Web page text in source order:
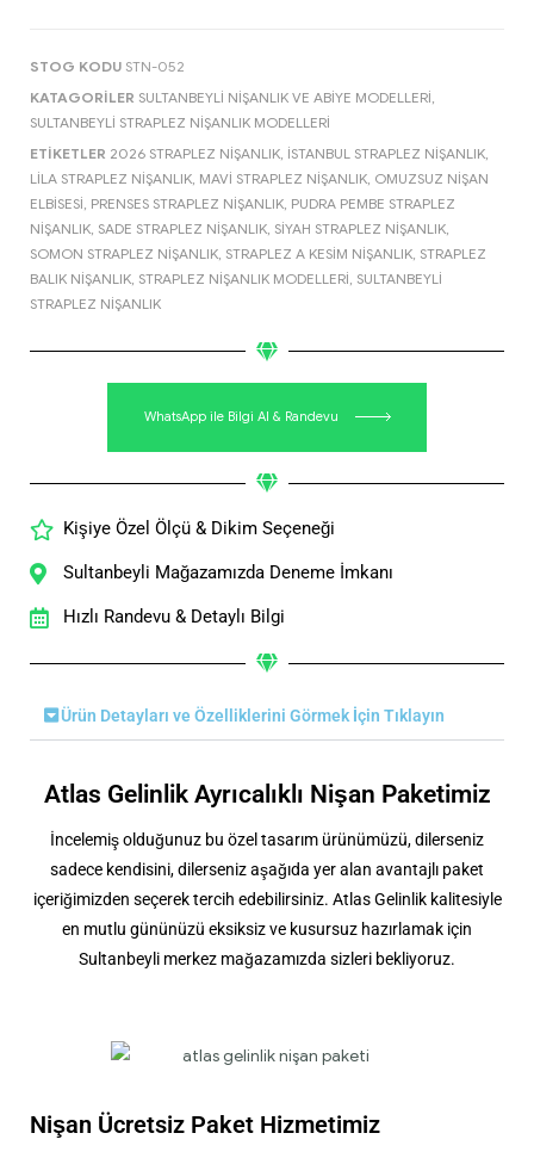
STOG KODU STN-052
KATAGORILER SULTANBEYLI NIŞANLIK VE ABIYE MODELLERI
SULTANBEYLI STRAPLEZ NIŞANLIK MODELLERI
ETIKETLER 2026 STRAPLEZ NIŞANLIK İSTANBUL STRAPLEZ NIŞANLIK
LILA STRAPLEZ NIŞANLIK MAVI STRAPLEZ NIŞANLIK OMUZSUZ NIŞAN
ELBISESI PRENSES STRAPLEZ NIŞANLIK PUDRA PEMBE STRAPLEZ
NIŞANLIK SADE STRAPLEZ NIŞANLIK SIYAH STRAPLEZ NIŞANLIK
SOMON STRAPLEZ NIŞANLIK STRAPLEZ A KESIM NIŞANLIK STRAPLEZ
BALIK NIŞANLIK STRAPLEZ NIŞANLIK MODELLERI SULTANBEYLI
STRAPLEZ NIŞANLIK
WhatsApp ile Bilgi Al & Randevu
Kişiye Özel Ölçü & Dikim Seçeneği
Sultanbeyli Mağazamızda Deneme İmkanı
Hızlı Randevu & Detaylı Bilgi
Ürün Detayları ve Özelliklerini Görmek İçin Tıklayın
Atlas Gelinlik Ayrıcalıklı Nişan Paketimiz
İncelemiş olduğunuz bu özel tasarım ürünümüzü, dilerseniz
sadece kendisini, dilerseniz aşağıda yer alan avantajlı paket
içeriğimizden seçerek tercih edebilirsiniz. Atlas Gelinlik kalitesiyle
en mutlu gününüzü eksiksiz ve kusursuz hazırlamak için
Sultanbeyli merkez mağazamızda sizleri bekliyoruz.
Nişan Ücretsiz Paket Hizmetimiz